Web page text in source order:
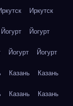
Иркутск
Йогурт Йогурт
Йогурт Йогурт
Казань Казань
Казань Казань